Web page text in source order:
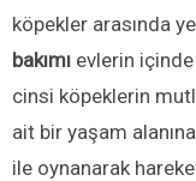
köpekler arasında
bakımı evlerin
cinsi köpeklerin
ait bir yaşam
ile oynanarak